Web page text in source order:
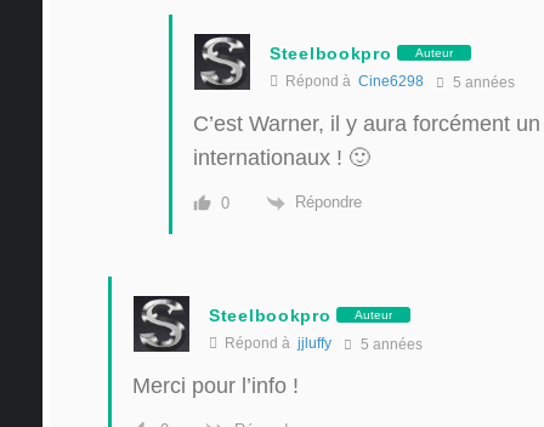
Steelbookpro Auteur
Répond à Cine6298 5 années
C’est Warner, il y aura forcément
internationaux ! 🙂
0 Répondre
Steelbookpro Auteur
Répond à jjluffy 5 années
Merci pour l’info !